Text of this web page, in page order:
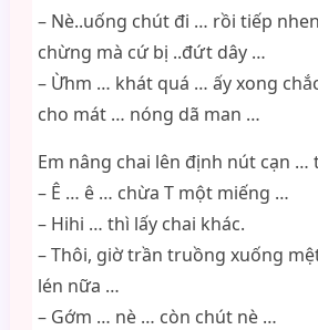
– Nè..uống chút đi … rồi tiếp
chừng mà cứ bị ..đứt dây …
– Ừhm … khát quá … ấy xong
cho mát … nóng dã man …
Em nâng chai lên định nút cạn …
– Ê … ê … chừa T một miếng …
– Hihi … thì lấy chai khác.
– Thôi, giờ trần truồng xuống
lén nữa …
– Gớm … nè … còn chút nè …